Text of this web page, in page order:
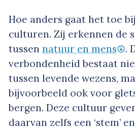
Hoe anders gaat het toe
culturen. Zij erkennen de
tussen natuur en mens
.
verbondenheid bestaat
tussen levende wezens,
bijvoorbeeld ook voor
bergen. Deze cultuur
daarvan zelfs een ‘stem’